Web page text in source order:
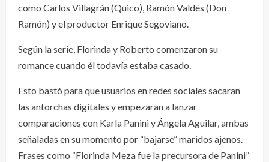
como Carlos Villagrán (Quico), Ramón Valdés (Don
Ramón) y el productor Enrique Segoviano.
Según la serie, Florinda y Roberto comenzaron su
romance cuando él todavía estaba casado.
Esto bastó para que usuarios en redes sociales sacaran
las antorchas digitales y empezaran a lanzar
comparaciones con Karla Panini y Ángela Aguilar, ambas
señaladas en su momento por “bajarse” maridos ajenos.
Frases como “Florinda Meza fue la precursora de Panini”